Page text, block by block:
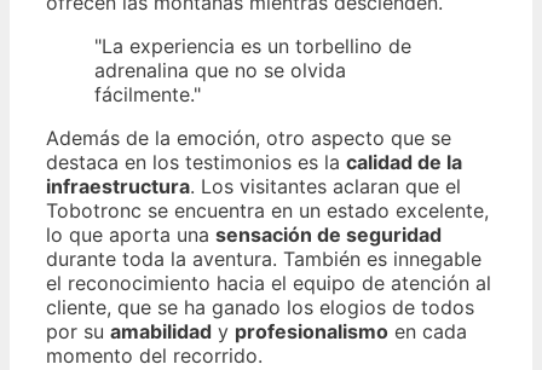
"La experiencia es un torbellino de
adrenalina que no se olvida
fácilmente."
Además de la emoción, otro aspecto que se
destaca en los testimonios es la calidad de la
infraestructura. Los visitantes aclaran que el
Tobotronc se encuentra en un estado excelente,
lo que aporta una sensación de seguridad
durante toda la aventura. También es innegable
el reconocimiento hacia el equipo de atención al
cliente, que se ha ganado los elogios de todos
por su amabilidad y profesionalismo en cada
momento del recorrido.